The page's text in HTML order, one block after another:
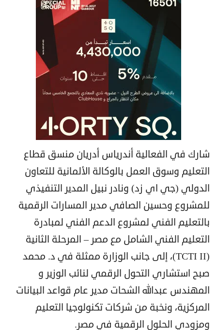
شارك في الفعالية أندرياس أدريان منسق قطاع
التعليم وسوق العمل بالوكالة الألمانية للتعاون
الدولي (جي اي زد) ونادر نبيل المدير التنفيذي
للمشروع وحسين الصافي مدير المسارات الرقمية
بالتعليم الفني لمشروع الدعم الفني لمبادرة
التعليم الفني الشامل مع مصر – المرحلة الثانية
(TCTI II)، إلى جانب الوزارة ممثلة في د. محمد
صبح استشاري التحول الرقمي لنائب الوزير و
المهندس عبدالله الشحات مدير عام قواعد البيانات
المركزية، ونخبة من شركات تكنولوجيا التعليم
ومزودي الحلول الرقمية في مصر.